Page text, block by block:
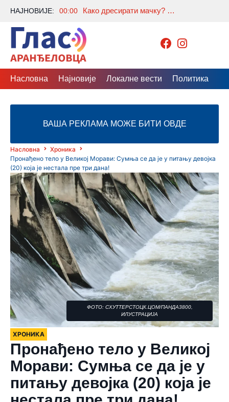
НАЈНОВИЈЕ: 00:00 Како дресирати мачку? Уз ове једноставне савете ваша љубимица може научити нове навике
Насловна Најновије Локалне вести Политика
ВАША РЕКЛАМА МОЖЕ БИТИ ОВДЕ
Насловна
Хроника
Пронађено тело у Великој Морави: Сумња се да је у питању девојка
(20) која је нестала пре три дана!
ФОТО: СХУТТЕРСТОЦК.ЦОМ/ПАНДА3800,
ИЛУСТРАЦИЈА
ХРОНИКА
Пронађено тело у Великој
Морави: Сумња се да је у
питању девојка (20) која је